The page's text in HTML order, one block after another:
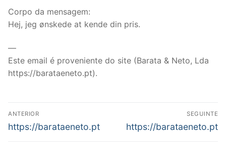
Corpo da mensagem:
Hej, jeg ønskede at kende din pris.
—
Este email é proveniente do site (Barata & Neto, Lda
https://barataeneto.pt).
Navegação
de
ANTERIOR
Previous
https://barataeneto.pt
SEGUINTE
Next
https://barataeneto.pt